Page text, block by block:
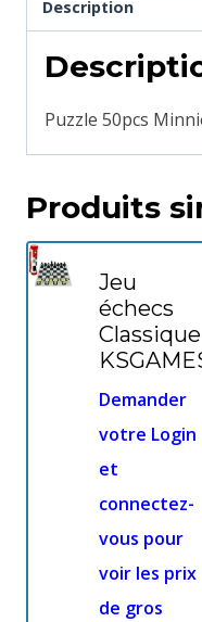
Description
Puzzle 50pcs
Produits
Jeu
échecs
Classique
Demander
votre Login
et
connectez-
vous pour
voir les prix
de gros